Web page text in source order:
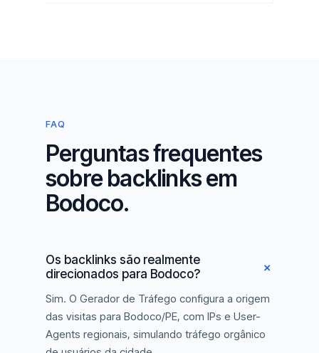
FAQ
Perguntas frequentes
sobre backlinks em
Bodoco.
Os backlinks são realmente
direcionados para Bodoco?
Sim. O Gerador de Tráfego configura a origem
das visitas para Bodoco/PE, com IPs e User-
Agents regionais, simulando tráfego orgânico